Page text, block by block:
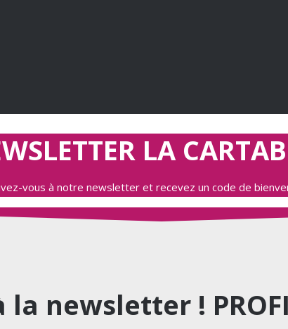
LA
vous à notre newsletter et recevez un code de
newsletter !